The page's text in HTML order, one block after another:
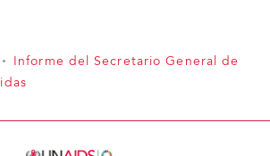
Informe del Secretario General de